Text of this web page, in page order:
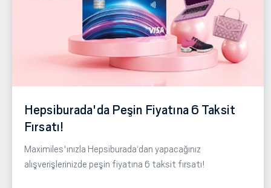
Hepsiburada'da Peşin Fiyatına 6 Taksit
Fırsatı!
Maximiles'ınızla Hepsiburada‘dan yapacağınız
alışverişlerinizde peşin fiyatına 6 taksit fırsatı!